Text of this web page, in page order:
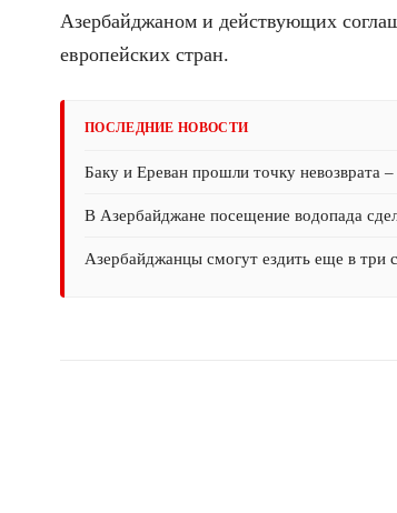
Азербайджаном и действующих
европейских стран.
ПОСЛЕДНИЕ НОВОСТИ
Баку и Ереван прошли точку невозврата
В Азербайджане посещение водопада
Азербайджанцы смогут ездить еще в три